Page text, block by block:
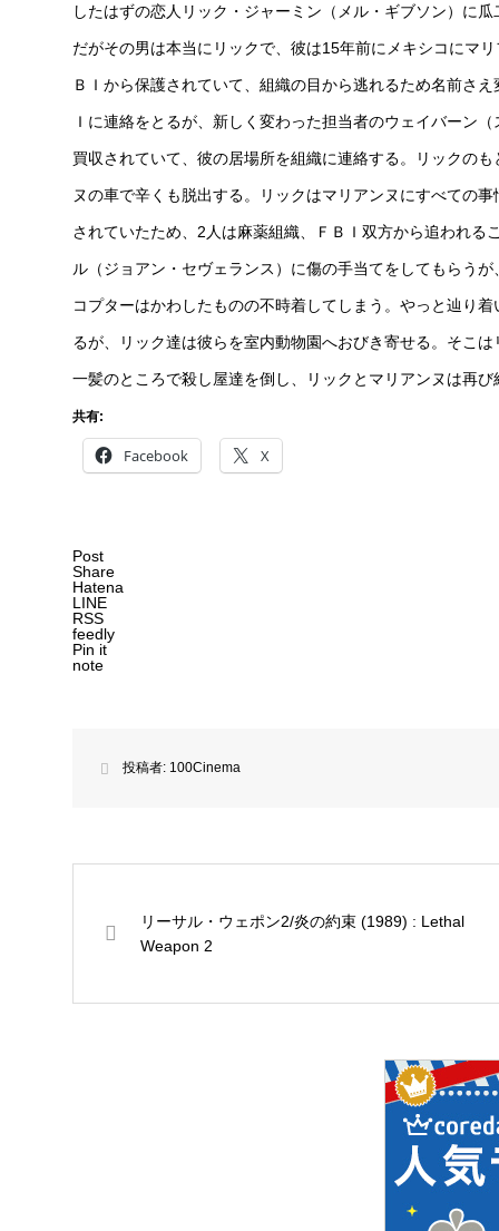
したはずの恋人リック・ジャーミン（メル・ギブソン）に
だがその男は本当にリックで、彼は15年前にメキシコにマ
ＢＩから保護されていて、組織の目から逃れるため名前さ
Ｉに連絡をとるが、新しく変わった担当者のウェイバーン
買収されていて、彼の居場所を組織に連絡する。リックの
ヌの車で辛くも脱出する。リックはマリアンヌにすべての
されていたため、2人は麻薬組織、ＦＢＩ双方から追われ
ル（ジョアン・セヴェランス）に傷の手当てをしてもらう
コプターはかわしたものの不時着してしまう。やっと辿り
るが、リック達は彼らを室内動物園へおびき寄せる。そこ
一髪のところで殺し屋達を倒し、リックとマリアンヌは再
共有:
Facebook X
Post
Share
Hatena
LINE
RSS
feedly
Pin it
note
投稿者: 100Cinema
リーサル・ウェポン2/炎の約束 (1989) : Lethal
Weapon 2